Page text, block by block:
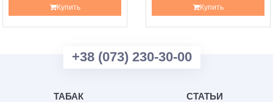
Купить Купить
+38 (073) 230-30-00
ТАБАК
СТАТЬИ